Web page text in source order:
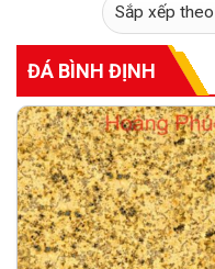
ĐÁ BÌNH ĐỊNH